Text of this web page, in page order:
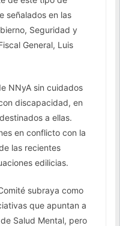
señalados en las
Seguridad y
General, Luis
NNyA sin cuidados
discapacidad, en
a ellas.
en conflicto con la
las recientes
edilicias.
subraya como
que apuntan a
Salud Mental, pero